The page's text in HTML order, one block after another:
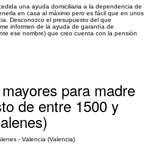
una ayuda domiciliaria a la dependencia de
en casa al máximo pero es fácil que en unos
Desconozco el presupuesto del que
informen de la ayuda de garantía de
ese nombre) que creo cuenta con la pensión
para madre
de entre 1500 y
- Valencia (Valencia)